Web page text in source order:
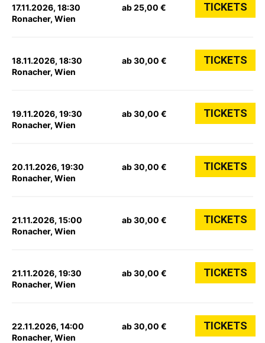
17.11.2026, 18:30
Ronacher, Wien
ab 25,00 € TICKETS
18.11.2026, 18:30
Ronacher, Wien
ab 30,00 € TICKETS
19.11.2026, 19:30
Ronacher, Wien
ab 30,00 € TICKETS
20.11.2026, 19:30
Ronacher, Wien
ab 30,00 € TICKETS
21.11.2026, 15:00
Ronacher, Wien
ab 30,00 € TICKETS
21.11.2026, 19:30
Ronacher, Wien
ab 30,00 € TICKETS
22.11.2026, 14:00
Ronacher, Wien
ab 30,00 € TICKETS